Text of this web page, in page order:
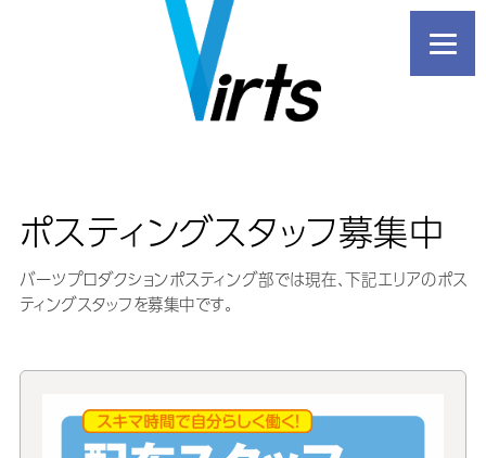
ポスティングスタッフ募集中
バーツプロダクションポスティング部では現在、下記エリアのポス
ティングスタッフを募集中です。